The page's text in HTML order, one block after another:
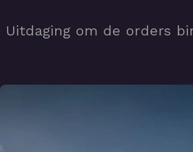
Uitdaging om de orders